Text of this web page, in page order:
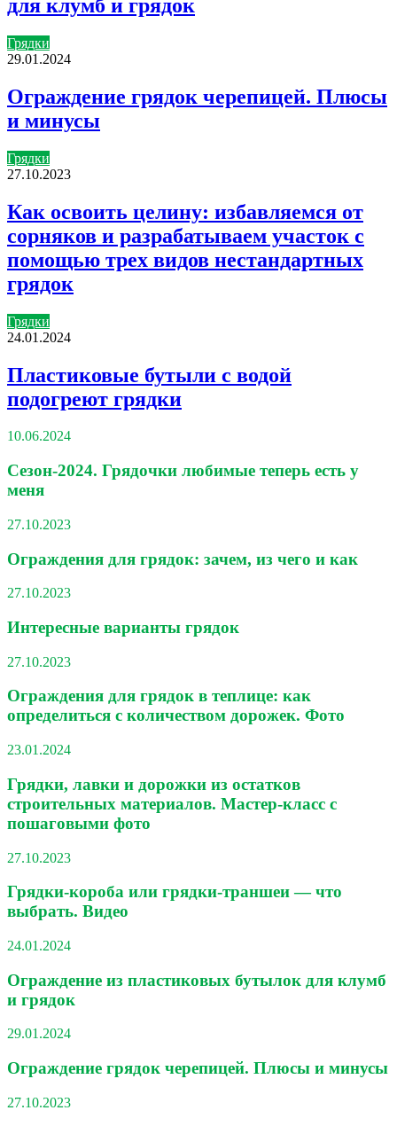
для клумб и грядок
Грядки
29.01.2024
Ограждение грядок черепицей. Плюсы
и минусы
Грядки
27.10.2023
Как освоить целину: избавляемся от
сорняков и разрабатываем участок с
помощью трех видов нестандартных
грядок
Грядки
24.01.2024
Пластиковые бутыли с водой
подогреют грядки
10.06.2024
Сезон-2024. Грядочки любимые теперь есть у
меня
27.10.2023
Ограждения для грядок: зачем, из чего и как
27.10.2023
Интересные варианты грядок
27.10.2023
Ограждения для грядок в теплице: как
определиться с количеством дорожек. Фото
23.01.2024
Грядки, лавки и дорожки из остатков
строительных материалов. Мастер-класс с
пошаговыми фото
27.10.2023
Грядки-короба или грядки-траншеи — что
выбрать. Видео
24.01.2024
Ограждение из пластиковых бутылок для клумб
и грядок
29.01.2024
Ограждение грядок черепицей. Плюсы и минусы
27.10.2023